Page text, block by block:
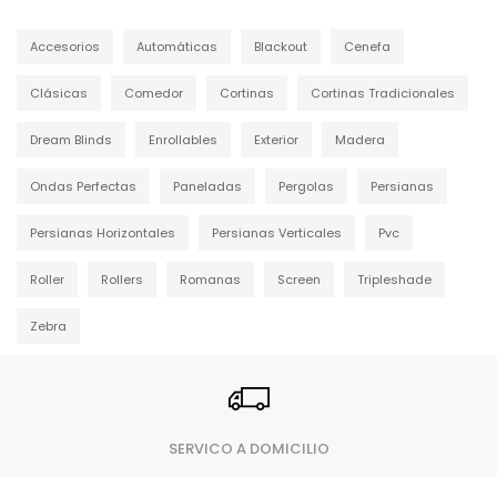
Accesorios Automáticas Blackout Cenefa
Clásicas Comedor Cortinas Cortinas Tradicionales
Dream Blinds Enrollables Exterior Madera
Ondas Perfectas Paneladas Pergolas Persianas
Persianas Horizontales Persianas Verticales Pvc
Roller Rollers Romanas Screen Tripleshade
Zebra
SERVICO A DOMICILIO